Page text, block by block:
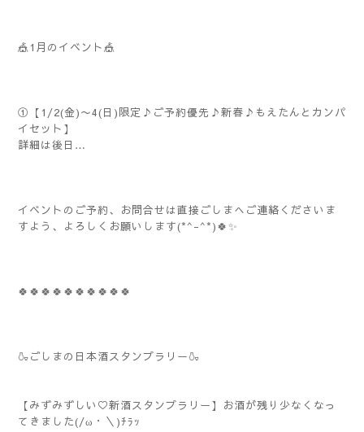
🎪1月のイベント🎪
①【1/2(金)〜4(日)限定♪ご予約優先♪新春♪もえたんとカンパ
イセット】
詳細は後日…
イベントのご予約、お問合せは直接ごしまへご連絡くださいま
すよう、よろしくお願いします(*^-^*)🍀✨️
🍀🍀🍀🍀🍀🍀🍀🍀🍀🍀
🍶ごしまの日本酒スタンプラリー🍶
【みずみずしい♡新酒スタンプラリー】お酒が残り少なくなっ
てきました(/ω・＼)ﾁﾗｯ